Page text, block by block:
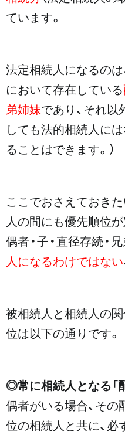
ています。
法定相続人になるの
において存在している
弟姉妹であり、それ
しても法的相続人には
ることはできます。）
ここでおさえておき
人の間にも優先順位
偶者・子・直径存続・
人になるわけではない
被相続人と相続人の
位は以下の通りです。
◎常に相続人となる「
偶者がいる場合、その
位の相続人と共に、必